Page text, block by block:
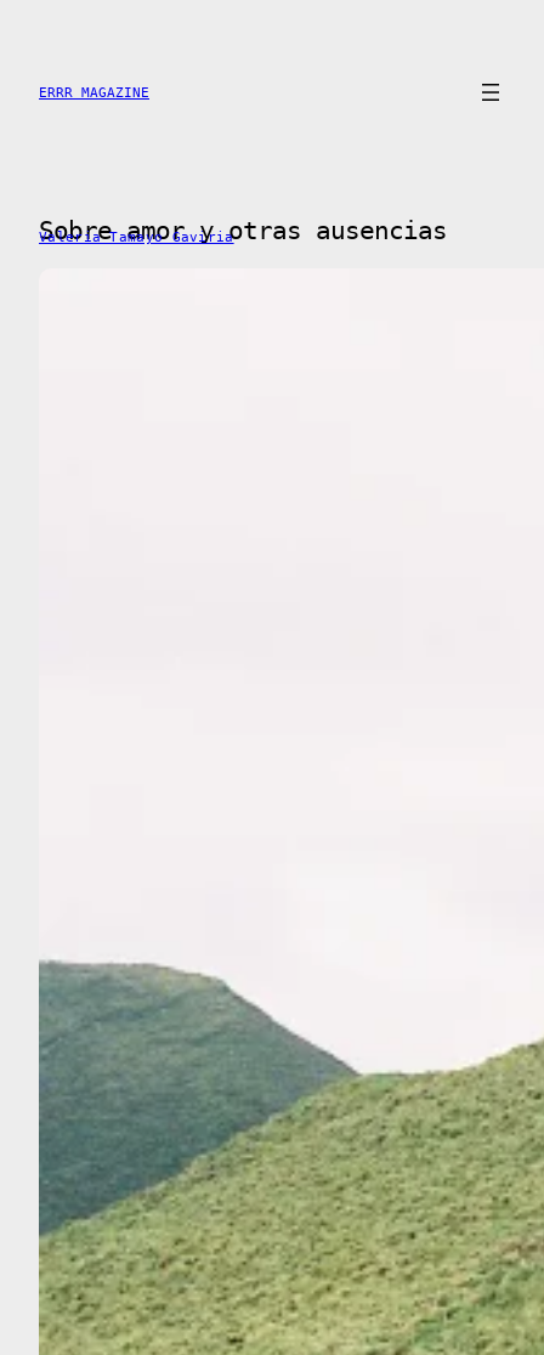
contenido
ERRR MAGAZINE
Sobre amor y otras ausencias
Valeria Tamayo Gaviria